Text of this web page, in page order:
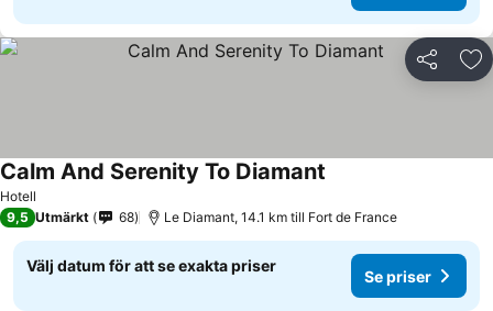
Dela
Hotell
Calm And Serenity To Diamant
9,5 Utmärkt 68 Le Diamant, 14.1 km till Fort de France
Välj datum för att se exakta priser
Se priser